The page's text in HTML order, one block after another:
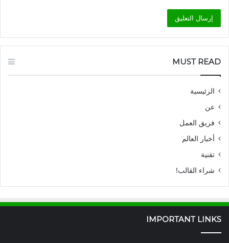
MUST READ
الرئيسية
عن
فريق العمل
أخبار العالم
تقنية
شراء القالب!
IMPORTANT LINKS